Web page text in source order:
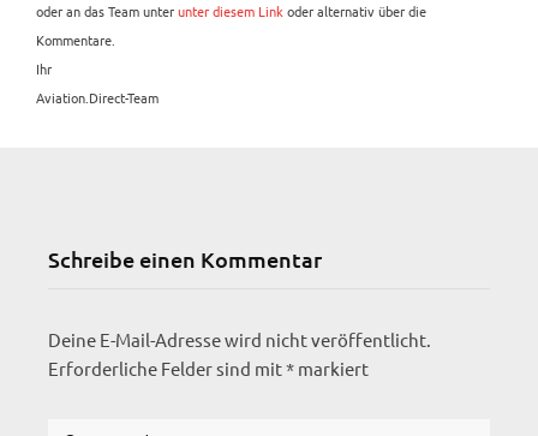
oder an das Team unterunter diesem Linkoder alternativ über die
Kommentare.
Ihr
Aviation.Direct-Team
Schreibe einen Kommentar
Deine E-Mail-Adresse wird nicht veröffentlicht.
Erforderliche Felder sind mit* markiert